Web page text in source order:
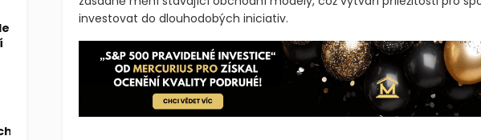
investovat do dlouhodobých iniciativ.